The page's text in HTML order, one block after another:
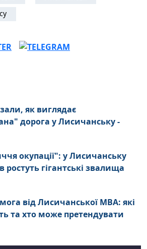
як виглядає
дорога у Лисичанську -
окупації": у Лисичанську
ростуть гігантські звалища
від Лисичанської МВА: які
та хто може претендувати